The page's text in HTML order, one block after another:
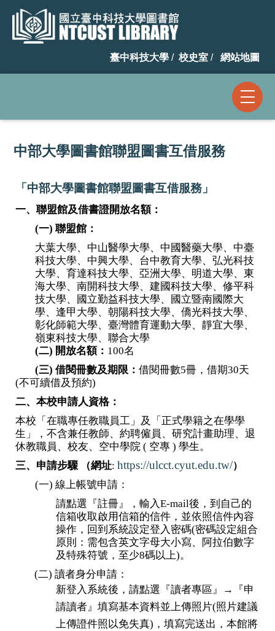
跳
臺中科技大學 / 校史室 / 網站地圖
中部大學圖書館聯盟圖書互借服務
「中部大學圖書館聯盟圖書互借服務」
一、聯盟館及借書證開放名額：
(一) 聯盟館：
大葉大學、中山醫學大學、中國醫藥大學、中臺
科技大學、中興大學、台中教育大學、弘光科技
大學、育達科技大學、亞洲大學、明道大學、東
海大學、南開科技大學、建國科技大學、修平科
技大學、國立勤益科技大學、國立暨南國際大
學、逢甲大學、朝陽科技大學、僑光科技大學、
彰化師範大學、臺灣體育運動大學、靜宜大學、
嶺東科技大學、聯合大學
(二) 開放名額： 100名
(三) 借閱冊數及期限： 借閱冊數5冊，借期30天
(不可續借及預約)
二、本校申請人資格：
本校「在職專任教職員工」及「正式學籍之在學學
生」，不含兼任教師、約聘僱員、研究計畫助理、退
休教職員、校友、空中學院 ( 空專 ) 學生。
三、申請步驟 （網址: https://ulcct.cyut.edu.tw/）
(一) 線上帳號申請：
請點選『註冊』，輸入E-mail後，到自己的
信箱收取啟用信箱的信件，並依照信件內容
操作，回到系統設定登入密碼(密碼設定組合
原則：需包含英文字母大小寫、阿拉伯數字
及特殊符號，至少8碼以上)。
(二) 讀者身分申請：
新登入系統後，請點選『讀者專區』→『申
請讀者』填寫基本資料並上傳照片(照片建議
上傳證件照以免失真)，填寫完送出，本館將